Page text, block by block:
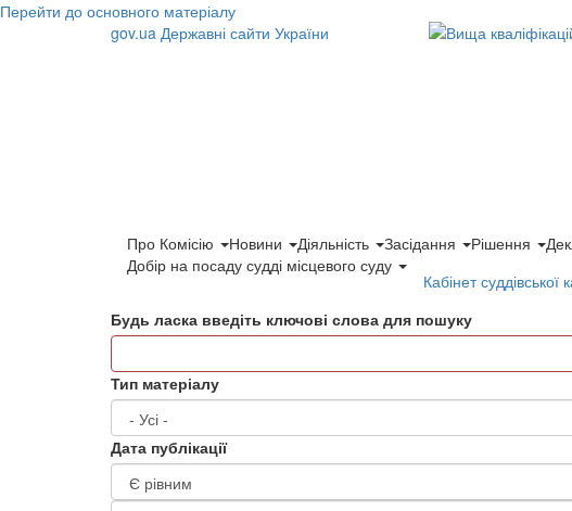
Перейти до основного матеріалу
gov.ua Державні сайти України
Про Комісію
Новини Діяльність Засідання Рішення
Добір на посаду судді місцевого суду
Кабінет суддівської
Будь ласка введіть ключові слова для пошуку
Тип матеріалу
Дата публікації